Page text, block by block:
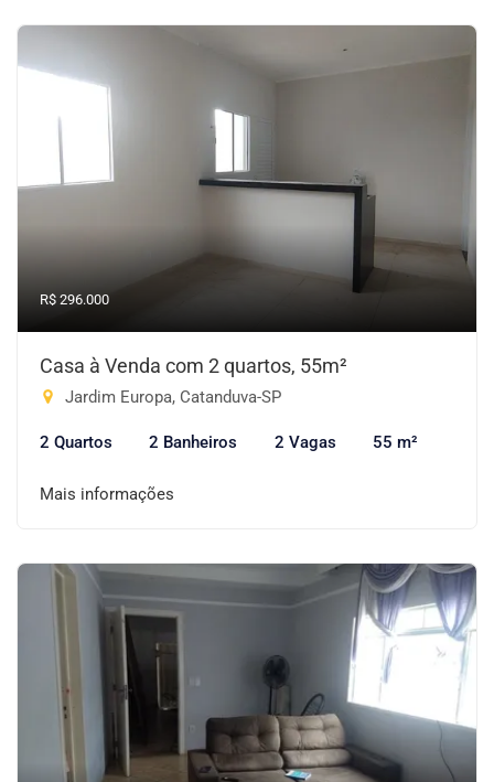
R$ 296.000
Casa à Venda com 2 quartos, 55m²
Jardim Europa, Catanduva-SP
2 Quartos 2 Banheiros 2 Vagas 55 m²
Mais informações